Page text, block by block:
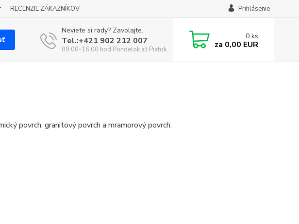
RECENZIE ZÁKAZNÍKOV Prihlásenie
Neviete si rady? Zavolajte.
Tel.:+421 902 212 007
09:00-16:00 hod Pondelok až Piatok
0 ks
za 0,00 EUR
povrch, granitový povrch a mramorový povrch.